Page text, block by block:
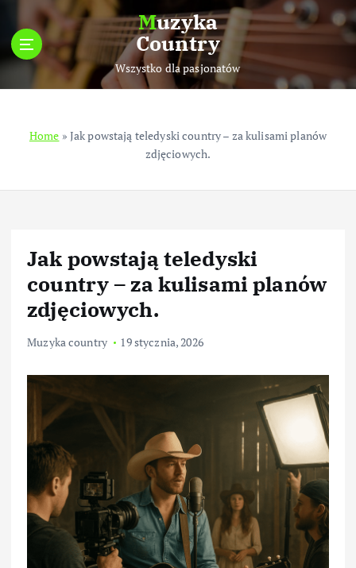
p
e
Muzyka
Country
Wszystko dla pasjonatów
Home » Jak powstają teledyski country – za kulisami planów
zdjęciowych.
Jak powstają teledyski
country – za kulisami planów
zdjęciowych.
Muzyka country 19 stycznia, 2026